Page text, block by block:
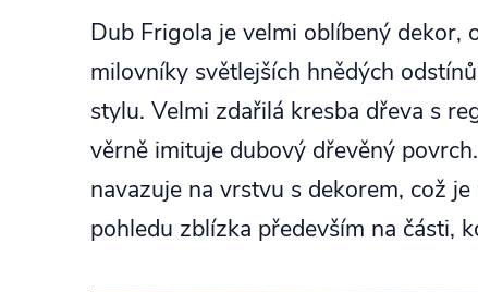
Dub Frigola je velmi oblíbený dekor,
milovníky světlejších hnědých
stylu. Velmi zdařilá kresba dřeva s
věrně imituje dubový dřevěný
navazuje na vrstvu s dekorem, což
pohledu zblízka především na části,